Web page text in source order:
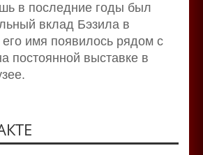
в последние годы был
вклад Бэзила в
имя появилось рядом с
постоянной выставке в